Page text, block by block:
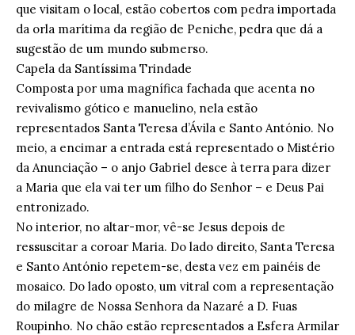
que visitam o local, estão cobertos com pedra importada
da orla marítima da região de Peniche, pedra que dá a
sugestão de um mundo submerso.
Capela da Santíssima Trindade
Composta por uma magnífica fachada que acenta no
revivalismo gótico e manuelino, nela estão
representados Santa Teresa d’Ávila e Santo António. No
meio, a encimar a entrada está representado o Mistério
da Anunciação – o anjo Gabriel desce à terra para dizer
a Maria que ela vai ter um filho do Senhor – e Deus Pai
entronizado.
No interior, no altar-mor, vê-se Jesus depois de
ressuscitar a coroar Maria. Do lado direito, Santa Teresa
e Santo António repetem-se, desta vez em painéis de
mosaico. Do lado oposto, um vitral com a representação
do milagre de Nossa Senhora da Nazaré a D. Fuas
Roupinho. No chão estão representados a Esfera Armilar